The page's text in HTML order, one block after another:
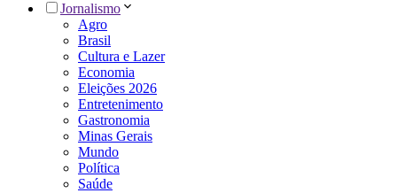
Jornalismo
Agro
Brasil
Cultura e Lazer
Economia
Eleições 2026
Entretenimento
Gastronomia
Minas Gerais
Mundo
Política
Saúde